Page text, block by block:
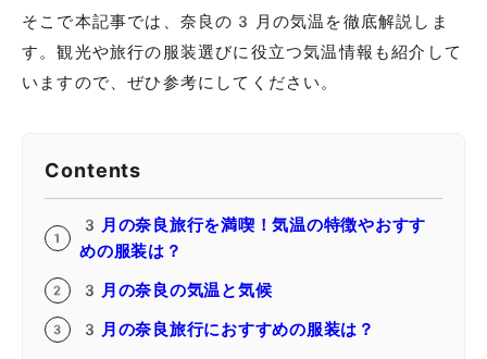
そこで本記事では、奈良の3月の気温を徹底解説しま
す。観光や旅行の服装選びに役立つ気温情報も紹介して
いますので、ぜひ参考にしてください。
Contents
3月の奈良旅行を満喫！気温の特徴やおすす
めの服装は？
3月の奈良の気温と気候
3月の奈良旅行におすすめの服装は？